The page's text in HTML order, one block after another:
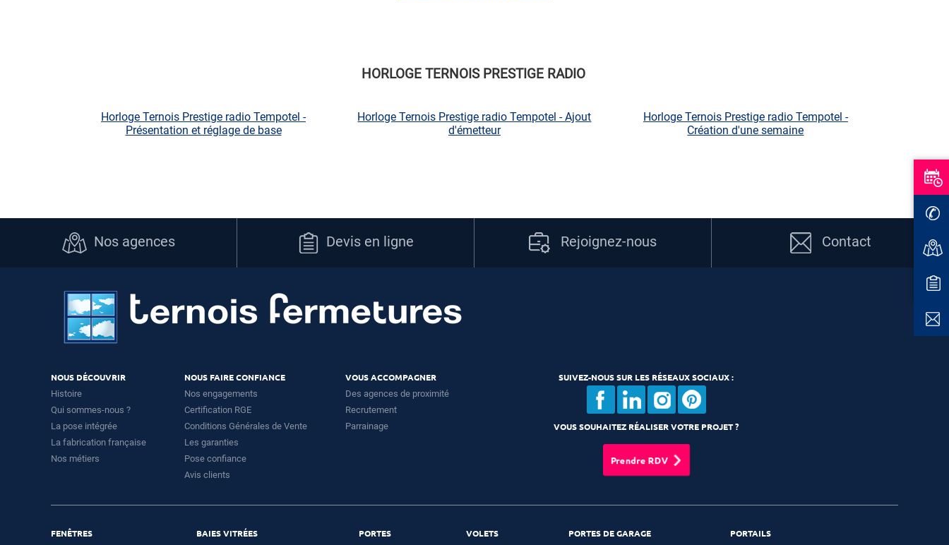
HORLOGE TERNOIS PRESTIGE RADIO
Horloge Ternois Prestige radio Tempotel -
Présentation et réglage de base
Horloge Ternois Prestige radio Tempotel - Ajout
d'émetteur
Horloge Ternois Prestige radio Tempotel -
Création d'une semaine
Nos agences Devis en ligne Rejoignez-nous Contact
NOUS DÉCOUVRIR
Histoire
Qui sommes-nous ?
La pose intégrée
La fabrication française
Nos métiers
NOUS FAIRE CONFIANCE
Nos engagements
Certification RGE
Conditions Générales de Vente
Les garanties
Pose confiance
Avis clients
VOUS ACCOMPAGNER
Des agences de proximité
Recrutement
Parrainage
SUIVEZ-NOUS SUR LES RÉSEAUX SOCIAUX :
VOUS SOUHAITEZ RÉALISER VOTRE PROJET ?
Prendre RDV
FENÊTRES BAIES VITRÉES PORTES VOLETS PORTES DE GARAGE PORTAILS